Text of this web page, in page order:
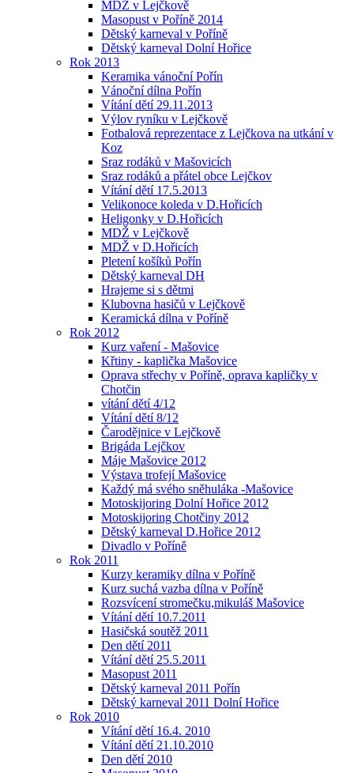
MDŽ v Lejčkově
Masopust v Poříně 2014
Dětský karneval v Poříně
Dětský karneval Dolní Hořice
Rok 2013
Keramika vánoční Pořín
Vánoční dílna Pořín
Vítání dětí 29.11.2013
Výlov ryníku v Lejčkově
Fotbalová reprezentace z Lejčkova na utkání v
Koz
Sraz rodáků v Mašovicích
Sraz rodáků a přátel obce Lejčkov
Vítání dětí 17.5.2013
Velikonoce koleda v D.Hořicích
Heligonky v D.Hořicích
MDŽ v Lejčkově
MDŽ v D.Hořicích
Pletení košíků Pořín
Dětský karneval DH
Hrajeme si s dětmi
Klubovna hasičů v Lejčkově
Keramická dílna v Poříně
Rok 2012
Kurz vaření - Mašovice
Křtiny - kaplička Mašovice
Oprava střechy v Poříně, oprava kapličky v
Chotčin
vítání dětí 4/12
Vítání dětí 8/12
Čarodějnice v Lejčkově
Brigáda Lejčkov
Máje Mašovice 2012
Výstava trofejí Mašovice
Každý má svého sněhuláka -Mašovice
Motoskijoring Dolní Hořice 2012
Motoskijoring Chotčiny 2012
Dětský karneval D.Hořice 2012
Divadlo v Poříně
Rok 2011
Kurzy keramiky dílna v Poříně
Kurz suchá vazba dílna v Poříně
Rozsvícení stromečku,mikuláš Mašovice
Vítání dětí 10.7.2011
Hasičská soutěž 2011
Den dětí 2011
Vítání dětí 25.5.2011
Masopust 2011
Dětský karneval 2011 Pořín
Dětský karneval 2011 Dolní Hořice
Rok 2010
Vítání dětí 16.4. 2010
Vítání dětí 21.10.2010
Den dětí 2010